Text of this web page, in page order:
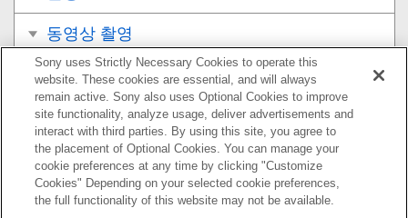
동영상 촬영
보기
카메라의 사용자 설정
네트워크 기능 사용하기
컴퓨터 사용하기
Sony uses Strictly Necessary Cookies to operate this
website. These cookies are essential, and will always
remain active. Sony also uses Optional Cookies to improve
site functionality, analyze usage, deliver advertisements and
interact with third parties. By using this site, you agree to
the placement of Optional Cookies. You can manage your
cookie preferences at any time by clicking "Customize
Cookies" Depending on your selected cookie preferences,
the full functionality of this website may not be available.